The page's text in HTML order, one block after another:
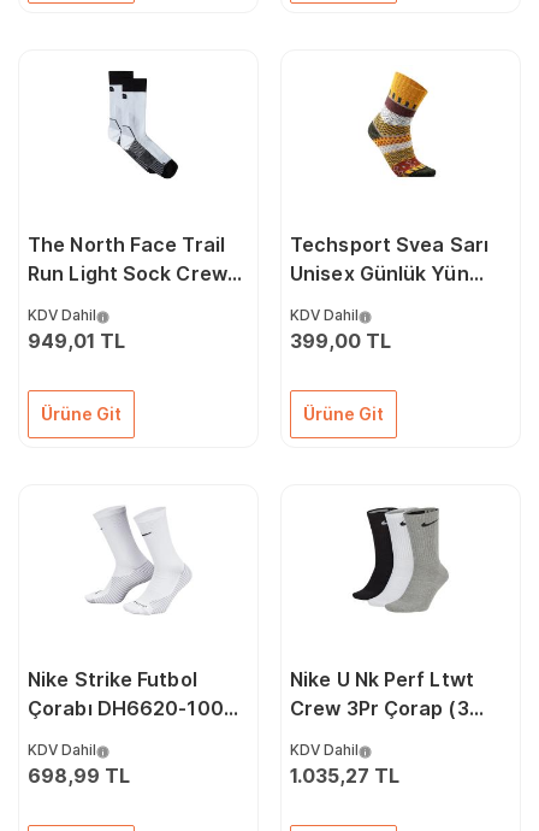
The North Face Trail
Run Light Sock Crew
Siyah
KDV Dahil
949,01 TL
Ürüne Git
Techsport Svea Sarı
Unisex Günlük Yün
Renkli
KDV Dahil
399,00 TL
Ürüne Git
Nike Strike Futbol
Çorabı DH6620-100
KDV Dahil
698,99 TL
Nike U Nk Perf Ltwt
Crew 3Pr Çorap (3
Renkli
KDV Dahil
1.035,27 TL